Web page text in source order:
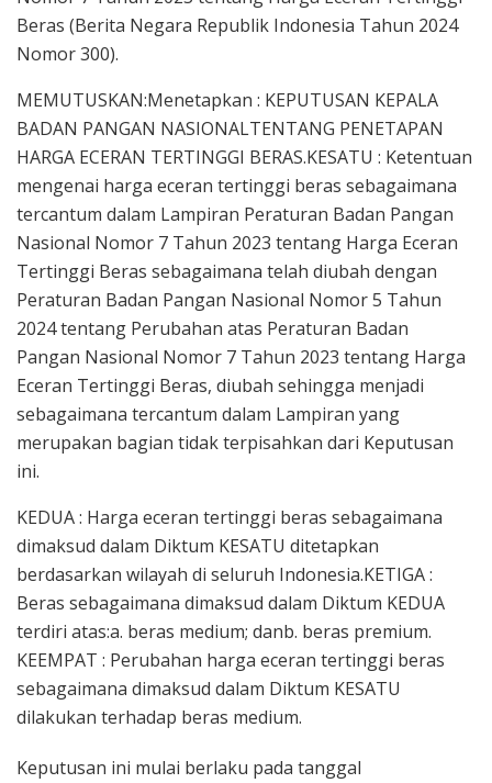
Beras (Berita Negara Republik Indonesia Tahun 2024
Nomor 300).
MEMUTUSKAN:Menetapkan : KEPUTUSAN KEPALA
BADAN PANGAN NASIONALTENTANG PENETAPAN
HARGA ECERAN TERTINGGI BERAS.KESATU : Ketentuan
mengenai harga eceran tertinggi beras sebagaimana
tercantum dalam Lampiran Peraturan Badan Pangan
Nasional Nomor 7 Tahun 2023 tentang Harga Eceran
Tertinggi Beras sebagaimana telah diubah dengan
Peraturan Badan Pangan Nasional Nomor 5 Tahun
2024 tentang Perubahan atas Peraturan Badan
Pangan Nasional Nomor 7 Tahun 2023 tentang Harga
Eceran Tertinggi Beras, diubah sehingga menjadi
sebagaimana tercantum dalam Lampiran yang
merupakan bagian tidak terpisahkan dari Keputusan
ini.
KEDUA : Harga eceran tertinggi beras sebagaimana
dimaksud dalam Diktum KESATU ditetapkan
berdasarkan wilayah di seluruh Indonesia.KETIGA :
Beras sebagaimana dimaksud dalam Diktum KEDUA
terdiri atas:a. beras medium; danb. beras premium.
KEEMPAT : Perubahan harga eceran tertinggi beras
sebagaimana dimaksud dalam Diktum KESATU
dilakukan terhadap beras medium.
Keputusan ini mulai berlaku pada tanggal